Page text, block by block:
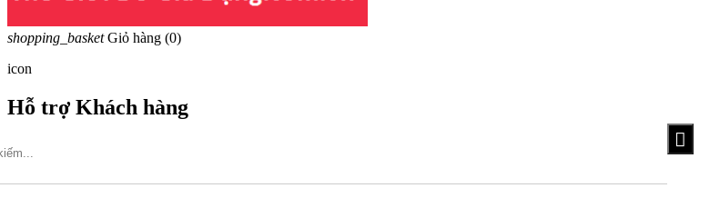
shopping_basket Giỏ hàng (0)
icon
Hỗ trợ Khách hàng
Hotline: 09317.456.44